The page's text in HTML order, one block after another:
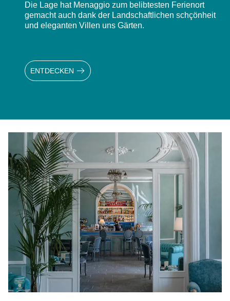
Die Lage hat Menaggio zum belibtesten Ferienort
gemacht auch dank der Landschaftlichen schçönheit
und eleganten Villen uns Gärten.
ENTDECKEN